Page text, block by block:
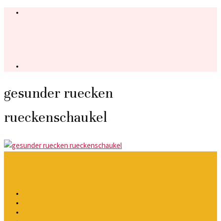
gesunder ruecken
rueckenschaukel